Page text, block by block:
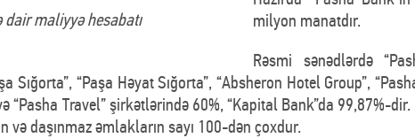
dair maliyyə hesabatı
milyon manatdır.
Rəsmi sənədlərdə
Sığorta”, “Paşa Həyat Sığorta”, “Absheron Hotel Group”,
“Pasha Travel” şirkətlərində 60%, “Kapital Bank”da 99,87%-
daşınmaz əmlakların sayı 100-dən çoxdur.